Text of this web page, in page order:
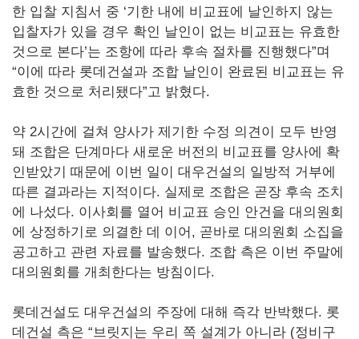
한 입찰 지침서 중 ‘기한 내에 비교표에 날인하지 않는
입찰자가 있을 경우 확인 날인이 없는 비교표는 유효한
것으로 본다’는 조항에 따라 후속 절차를 진행했다”며
“이에 따라 롯데건설과 조합 날인이 완료된 비교표는 유
효한 것으로 처리됐다”고 밝혔다.
약 2시간에 걸쳐 양사가 제기한 수정 의견이 모두 반영
돼 조합은 단계마다 새로운 버전의 비교표를 양사에 확
인받았기 때문에 이번 일이 대우건설의 일방적 거부에
따른 결과라는 지적이다. 실제로 조합은 곧장 후속 조치
에 나섰다. 이사회를 열어 비교표 승인 안건을 대의원회
에 상정하기로 의결한 데 이어, 곧바로 대의원회 소집을
공고하고 관련 자료를 발송했다. 조합 측은 이번 주말에
대의원회를 개최한다는 방침이다.
롯데건설도 대우건설의 주장에 대해 즉각 반박했다. 롯
데건설 측은 “브릿지는 우리 쪽 설계가 아니라 (정비구